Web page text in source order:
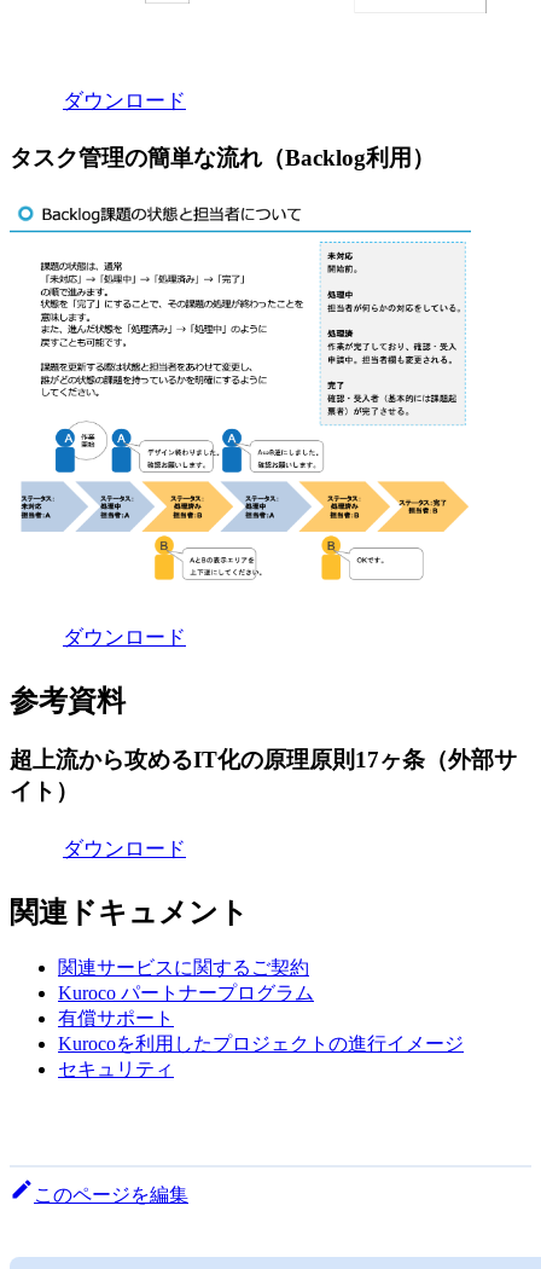
ダウンロード
タスク管理の簡単な流れ（Backlog利用）
ダウンロード
参考資料
超上流から攻めるIT化の原理原則17ヶ条（外部サ
イト）
ダウンロード
関連ドキュメント
関連サービスに関するご契約
Kuroco パートナープログラム
有償サポート
Kurocoを利用したプロジェクトの進行イメージ
セキュリティ
このページを編集